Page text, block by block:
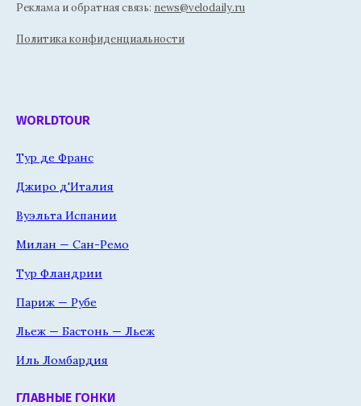
Реклама и обратная связь: news@velodaily.ru
Политика конфиденциальности
WORLDTOUR
Тур де Франс
Джиро д'Италия
Вуэльта Испании
Милан — Сан-Ремо
Тур Фландрии
Париж — Рубе
Льеж — Бастонь — Льеж
Иль Ломбардия
ГЛАВНЫЕ ГОНКИ